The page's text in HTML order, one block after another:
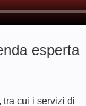
esperta
tra cui i servizi di